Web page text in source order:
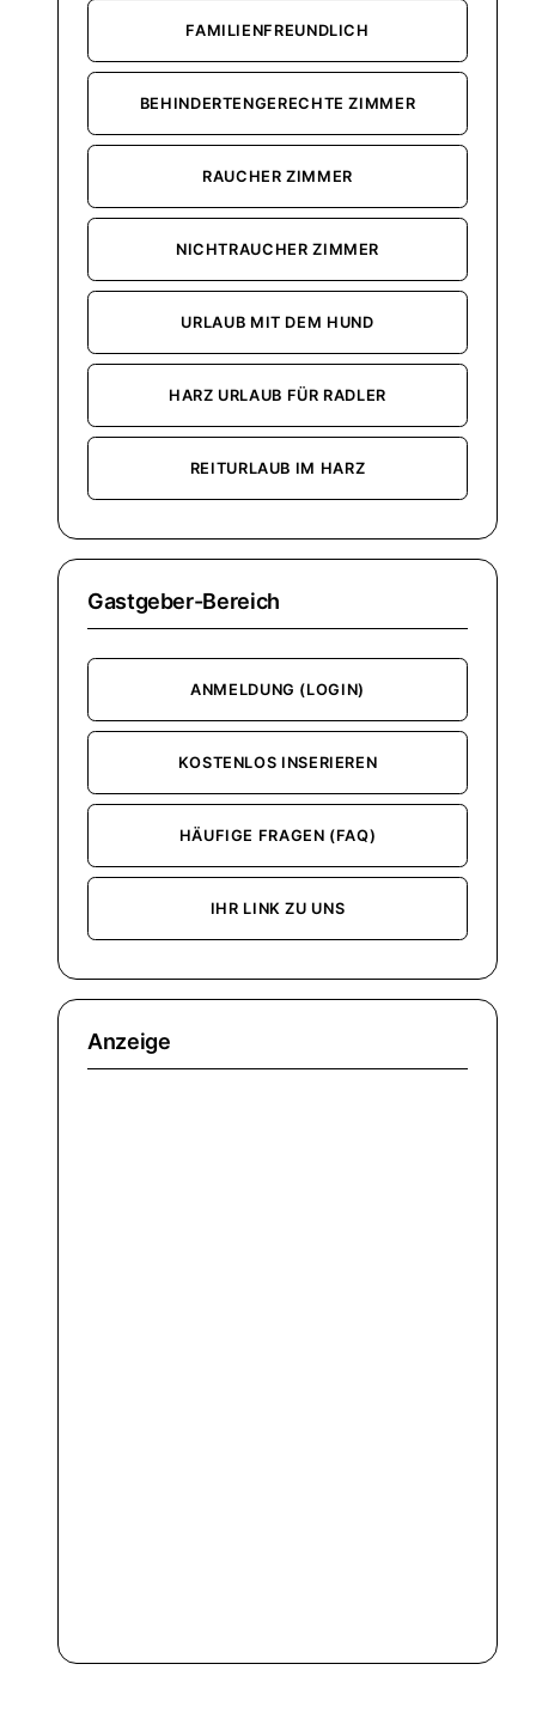
FAMILIENFREUNDLICH
BEHINDERTENGERECHTE ZIMMER
RAUCHER ZIMMER
NICHTRAUCHER ZIMMER
URLAUB MIT DEM HUND
HARZ URLAUB FÜR RADLER
REITURLAUB IM HARZ
Gastgeber-Bereich
ANMELDUNG (LOGIN)
KOSTENLOS INSERIEREN
HÄUFIGE FRAGEN (FAQ)
IHR LINK ZU UNS
Anzeige